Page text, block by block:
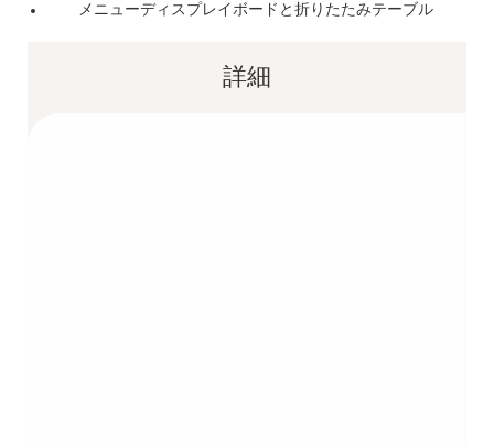
メニューディスプレイボードと折りたたみテーブル
詳細